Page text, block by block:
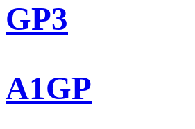
GP3
A1GP